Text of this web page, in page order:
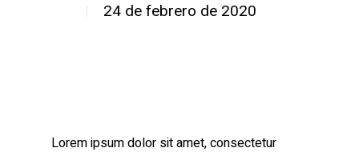
24 de febrero de 2020
Lorem ipsum dolor sit amet, consectetur